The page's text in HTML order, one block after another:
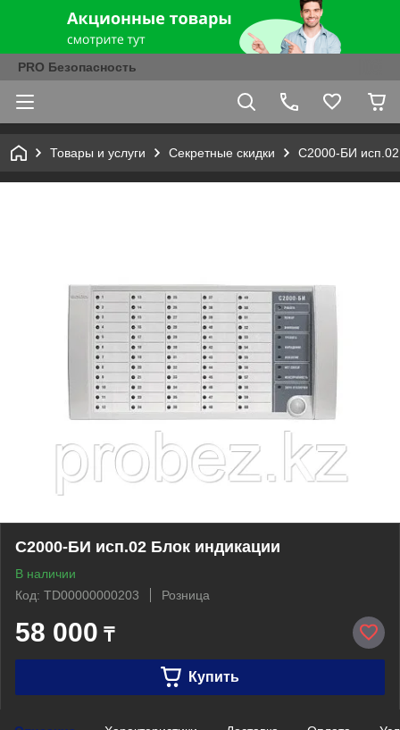
PRO Безопасность
Товары и услуги Секретные скидки С2000-БИ
С2000-БИ исп.02 Блок индикации
В наличии
Код: TD00000000203
Розница
58 000 ₸
Купить